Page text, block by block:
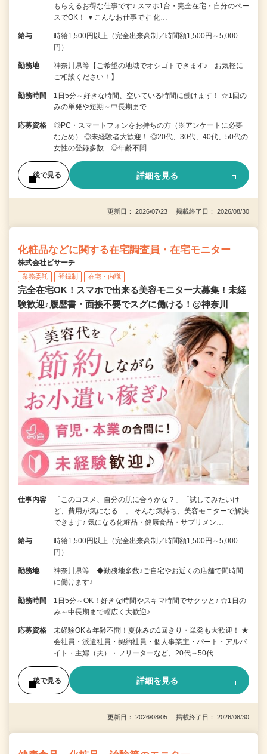
もらえるお得な仕事です♪ スマホ1台・完全在宅・自分のペー
スでOK！ ▼こんなお仕事です 化…
給与
時給1,500円以上（完全出来高制／時間額1,500円～5,000
円）
勤務地
神奈川県等【ご希望の地域でオシゴトできます♪ お気軽に
ご相談ください！】
勤務時間
1日5分～好きな時間、空いている時間に働けます！ ☆1回の
みの単発や短期～中長期まで…
応募資格
◎PC・スマートフォンをお持ちの方（※アンケートに必要
なため） ◎未経験者大歓迎！ ◎20代、30代、40代、50代の
女性の登録多数 ◎年齢不問
後で見る 詳細を見る
更新日： 2026/07/23 掲載終了日： 2026/08/30
化粧品などに関する在宅調査員・在宅モニター
株式会社ビサーチ
業務委託 登録制 在宅・内職
完全在宅OK！スマホで出来る美容モニター大募集！未経
験歓迎♪履歴書・面接不要でスグに働ける！@神奈川
仕事内容
「このコスメ、自分の肌に合うかな？」「試してみたいけ
ど、費用が気になる…」 そんな気持ち、美容モニターで解決
できます♪ 気になる化粧品・健康食品・サプリメン…
給与
時給1,500円以上（完全出来高制／時間額1,500円～5,000
円）
勤務地
神奈川県等 ◆勤務地多数♪ご自宅やお近くの店舗で間時間
に働けます♪
勤務時間
1日5分～OK！好きな時間やスキマ時間でサクッと♪ ☆1日の
み～中長期まで幅広く大歓迎♪…
応募資格
未経験OK＆年齢不問！夏休みの1回きり・単発も大歓迎！ ★
会社員・派遣社員・契約社員・個人事業主・パート・アルバ
イト・主婦（夫）・フリーターなど、20代～50代…
後で見る 詳細を見る
更新日： 2026/08/05 掲載終了日： 2026/08/30